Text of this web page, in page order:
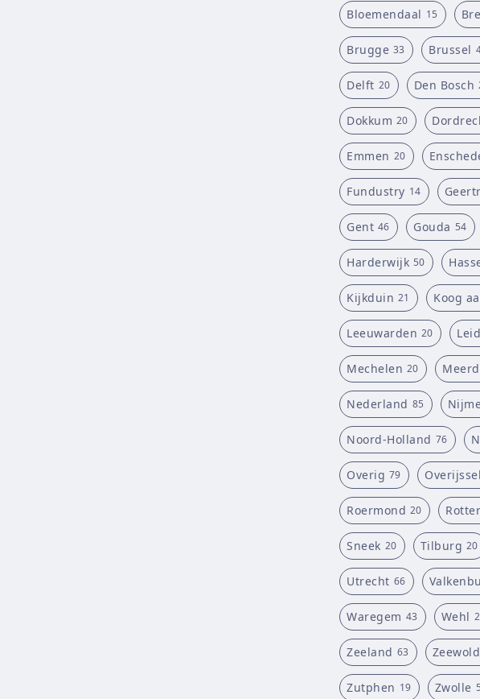
Bloemendaal 15
Brugge 33 Brussel
Delft 20 Den Bosch
Dokkum 20
Emmen 20
Fundustry 14
Gent 46 Gouda 54
Harderwijk 50
Kijkduin 21 Koog
Leeuwarden 20
Mechelen 20
Nederland 85
Noord-Holland 76
Overig 79 Overijssel
Roermond 20
Sneek 20 Tilburg 20
Utrecht 66
Waregem 43 Wehl
Zeeland 63
Zutphen 19 Zwolle